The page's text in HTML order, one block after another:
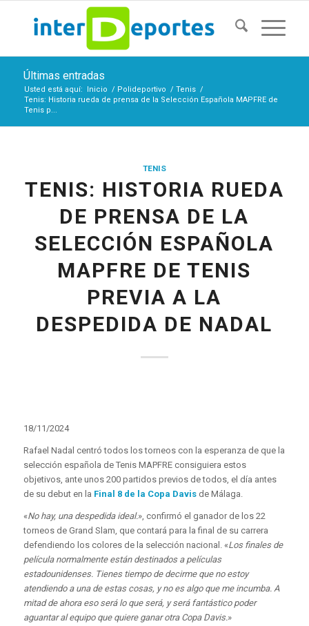
Últimas entradas
Usted está aquí: Inicio / Polideportivo / Tenis /
Tenis: Historia rueda de prensa de la Selección Española MAPFRE de
Tenis p...
TENIS
TENIS: HISTORIA RUEDA
DE PRENSA DE LA
SELECCIÓN ESPAÑOLA
MAPFRE DE TENIS
PREVIA A LA
DESPEDIDA DE NADAL
18/11/2024
Rafael Nadal centró todos los torneos con la esperanza de que la
selección española de Tenis MAPFRE consiguiera estos
objetivos, ante unos 200 partidos previos de todos, el día antes
de su debut en la Final 8 de la Copa Davisde Málaga.
«No hay, una despedida ideal.», confirmó el ganador de los 22
torneos de Grand Slam, que contará para la final de su carrera
defendiendo los colores de la selección nacional. «Los finales de
película normalmente están destinados a películas
estadounidenses. Tienes tiempo de decirme que no estoy
atendiendo a una de estas cosas, y no es algo que me incumba. A
mitad de ahora eso será lo que será, y será fantástico poder
aguantar al equipo que quiere ganar otra Copa Davis.»